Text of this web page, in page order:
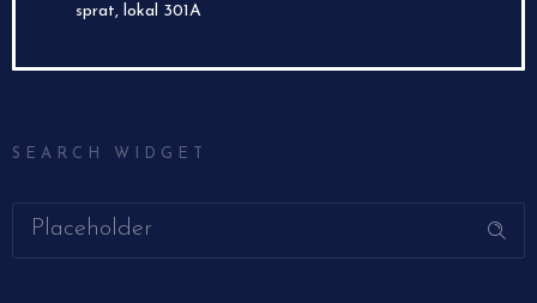
sprat, lokal 301A
SEARCH WIDGET